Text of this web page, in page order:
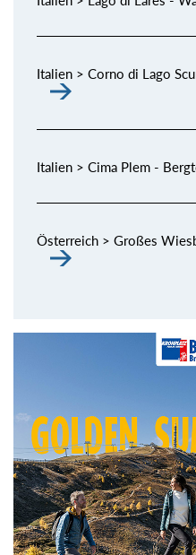
Italien > Corno di Lago
Italien > Cima Plem -
Österreich > Großes